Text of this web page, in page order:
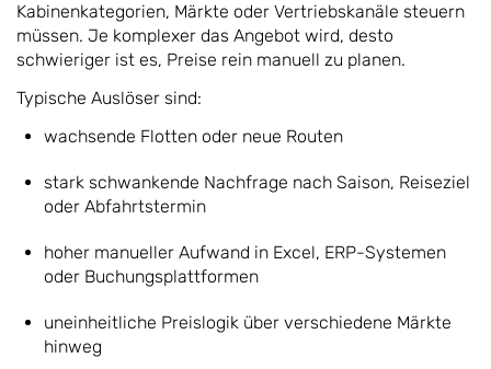
Kabinenkategorien, Märkte oder Vertriebskanäle steuern
müssen. Je komplexer das Angebot wird, desto
schwieriger ist es, Preise rein manuell zu planen.
Typische Auslöser sind:
wachsende Flotten oder neue Routen
stark schwankende Nachfrage nach Saison, Reiseziel
oder Abfahrtstermin
hoher manueller Aufwand in Excel, ERP-Systemen
oder Buchungsplattformen
uneinheitliche Preislogik über verschiedene Märkte
hinweg